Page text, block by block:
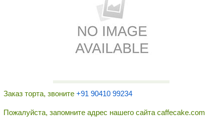
Заказ торта, звоните +91 90410 99234
Пожалуйста, запомните адрес нашего сайта caffecake.com